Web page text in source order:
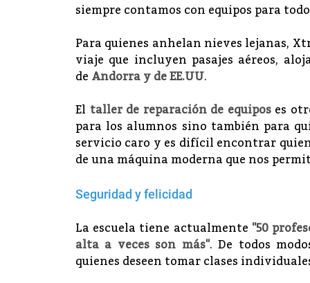
siempre contamos con equipos para
Para quienes anhelan nieves lejanas,
viaje que incluyen pasajes aéreos,
deAndorra y de EE.UU.
El taller de reparación de equiposes
para los alumnos sino también para
servicio caro y es difícil encontrar
de una máquina moderna que nos
Seguridad y felicidad
La escuela tiene actualmente "50
alta a veces son más". De todos
quienes deseen tomar clases